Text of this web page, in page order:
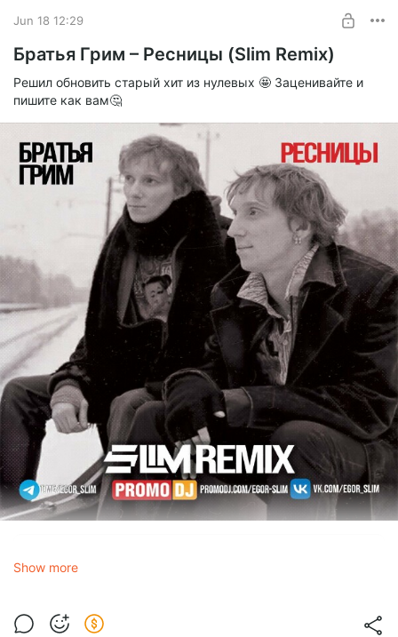
mp3
XOLIDAYBOY - LOCA LA VIDA (Slim & Silver Ace Radio Edit).mp3
mp3
XOLIDAYBOY - LOCA LA VIDA (Slim & Silver Ace Remix).mp3
9.75 Mb
Jun 18 12:29
Братья Грим – Ресницы (Slim Remix)
Решил обновить старый хит из нулевых 🤩 Заценивайте и
пишите как вам🤔
Ресницы (Slim Remix)
1.0x
Show more